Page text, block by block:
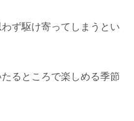
ず駆け寄ってしまうとい
るところで楽しめる季節